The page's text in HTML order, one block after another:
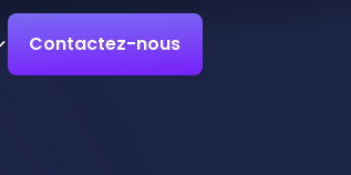
Contactez-nous